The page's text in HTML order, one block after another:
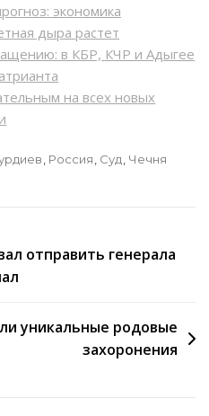
экономика
дыра растет
в КБР, КЧР и Адыгее
на всех новых
Россия Суд Чечня
отправить генерала
уникальные родовые
захоронения